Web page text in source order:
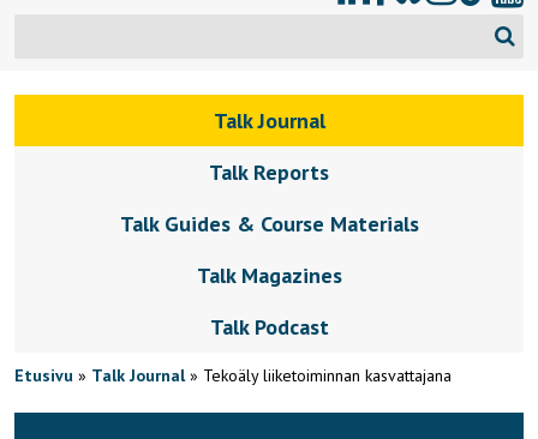
Talk Journal
Talk Reports
Talk Guides & Course Materials
Talk Magazines
Talk Podcast
Etusivu » Talk Journal» Tekoäly liiketoiminnan kasvattajana